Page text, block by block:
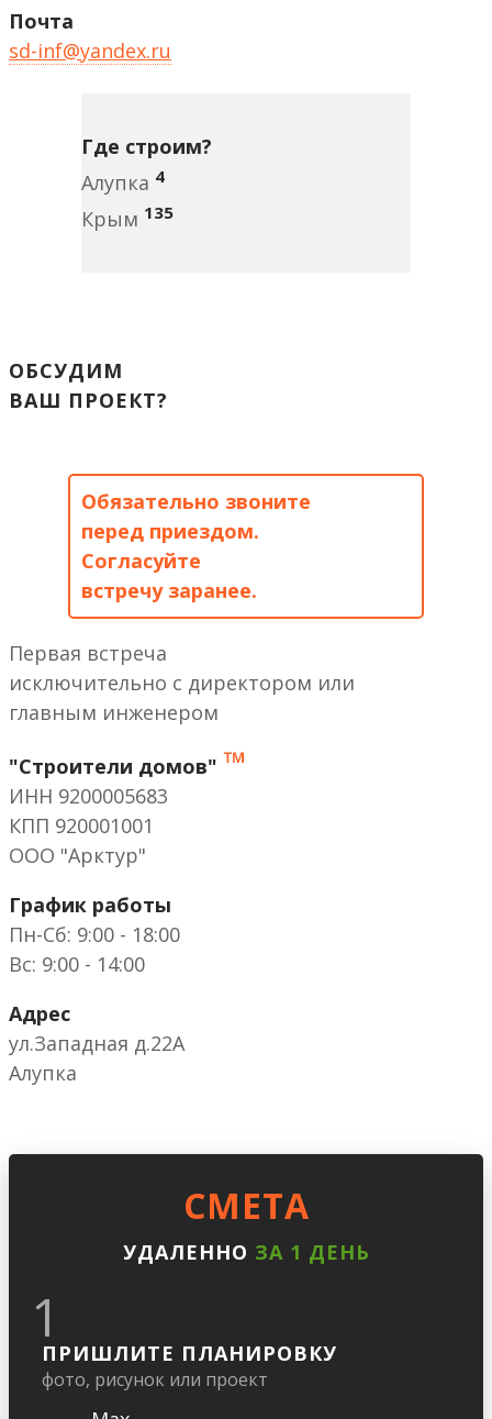
Почта
sd-inf@yandex.ru
Где строим?
Алупка 4
Крым 135
ОБСУДИМ
ВАШ ПРОЕКТ?
Обязательно звоните
перед приездом.
Согласуйте
встречу заранее.
Первая встреча
исключительно с директором или
главным инженером
"Строители домов" ™
ИНН 9200005683
КПП 920001001
ООО "Арктур"
График работы
Пн-Сб: 9:00 - 18:00
Вс: 9:00 - 14:00
Адрес
ул.Западная д.22А
Алупка
CМЕТА
УДАЛЕННО ЗА 1 ДЕНЬ
1
ПРИШЛИТЕ ПЛАНИРОВКУ
фото, рисунок или проект